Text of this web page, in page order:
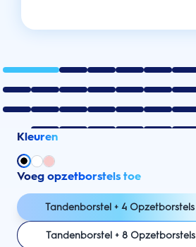
Kleuren
Voeg opzetborstels toe
Tandenborstel + 4 Opzetborstels
Tandenborstel + 8 Opzetborstels